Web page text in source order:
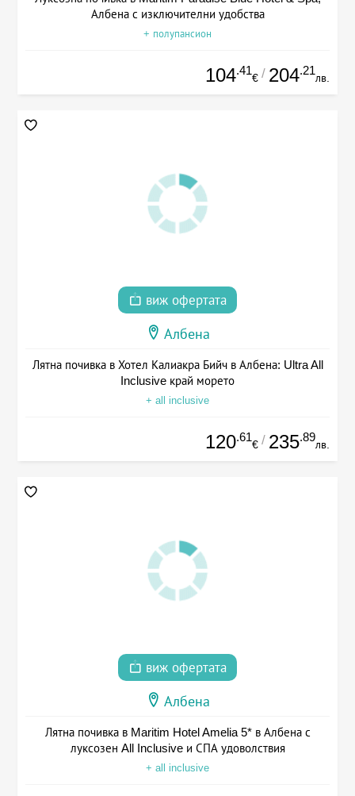
Албена с изключителни удобства
+ полупансион
104.41
€ / 204.21
лв.
виж офертата
Албена
Лятна почивка в Хотел Калиакра Бийч в Албена: Ultra All
Inclusive край морето
+ all inclusive
120.61
€ / 235.89
лв.
виж офертата
Албена
Лятна почивка в Maritim Hotel Amelia 5* в Албена с
луксозен All Inclusive и СПА удоволствия
+ all inclusive